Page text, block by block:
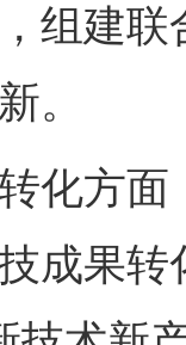
组建
。
方面
成果